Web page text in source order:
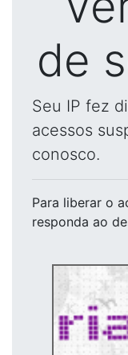
de
Seu IP fez
acessos
conosco.
Para liberar o
responda ao